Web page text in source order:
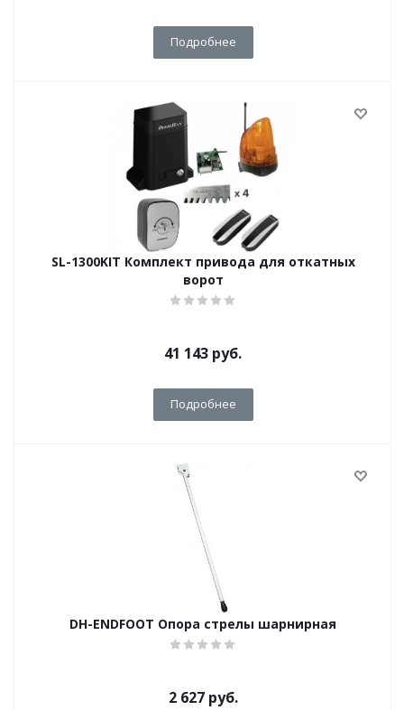
Подробнее
SL-1300KIT Комплект привода для откатных
ворот
41 143 руб.
Подробнее
DH-ENDFOOT Опора стрелы шарнирная
2 627руб.